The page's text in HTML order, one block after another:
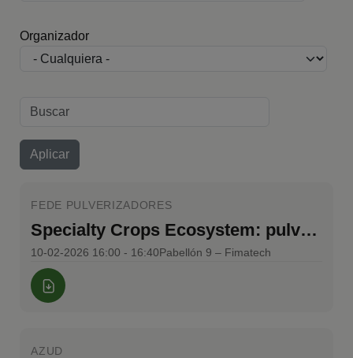
Organizador
FEDE PULVERIZADORES
Specialty Crops Ecosystem: pulverización conectada
10-02-2026 16:00 - 16:40Pabellón 9 – Fimatech
AZUD